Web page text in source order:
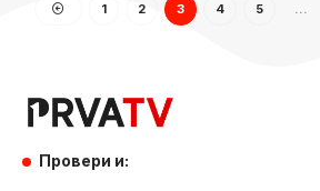
1 2 3 4 5 …
Провери и: